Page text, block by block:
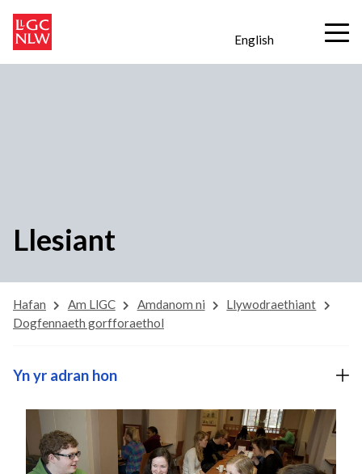
English
Llesiant
Hafan Am LlGC Amdanom ni
Llywodraethiant
Dogfennaeth gorfforaethol
Yn yr adran hon